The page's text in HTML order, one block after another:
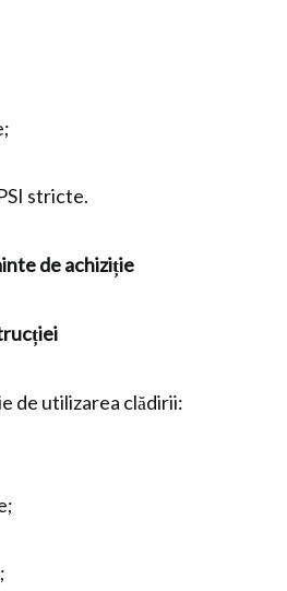
stricte.
de achiziție
de utilizarea clădirii: